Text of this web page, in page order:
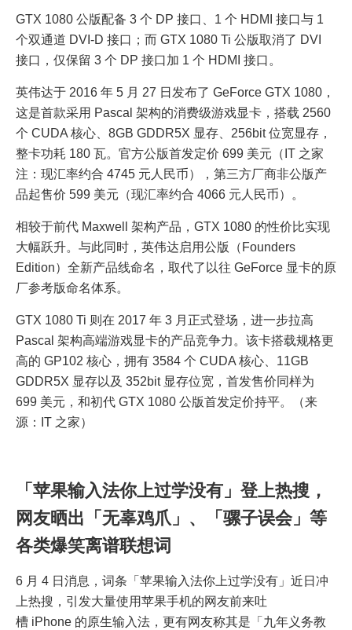
GTX 1080 公版配备 3 个 DP 接口、1 个 HDMI 接口与 1
个双通道 DVI-D 接口；而 GTX 1080 Ti 公版取消了 DVI
接口，仅保留 3 个 DP 接口加 1 个 HDMI 接口。
英伟达于 2016 年 5 月 27 日发布了 GeForce GTX 1080，
这是首款采用 Pascal 架构的消费级游戏显卡，搭载 2560
个 CUDA 核心、8GB GDDR5X 显存、256bit 位宽显存，
整卡功耗 180 瓦。官方公版首发定价 699 美元（IT 之家
注：现汇率约合 4745 元人民币），第三方厂商非公版产
品起售价 599 美元（现汇率约合 4066 元人民币）。
相较于前代 Maxwell 架构产品，GTX 1080 的性价比实现
大幅跃升。与此同时，英伟达启用公版（Founders
Edition）全新产品线命名，取代了以往 GeForce 显卡的原
厂参考版命名体系。
GTX 1080 Ti 则在 2017 年 3 月正式登场，进一步拉高
Pascal 架构高端游戏显卡的产品竞争力。该卡搭载规格更
高的 GP102 核心，拥有 3584 个 CUDA 核心、11GB
GDDR5X 显存以及 352bit 显存位宽，首发售价同样为
699 美元，和初代 GTX 1080 公版首发定价持平。（来
源：IT 之家）
​「苹果输入法你上过学没有」登上热搜，
网友晒出「无辜鸡爪」、「骡子误会」等
各类爆笑离谱联想词
6 月 4 日消息，词条「苹果输入法你上过学没有」近日冲
上热搜，引发大量使用苹果手机的网友前来吐
槽 iPhone 的原生输入法，更有网友称其是「九年义务教